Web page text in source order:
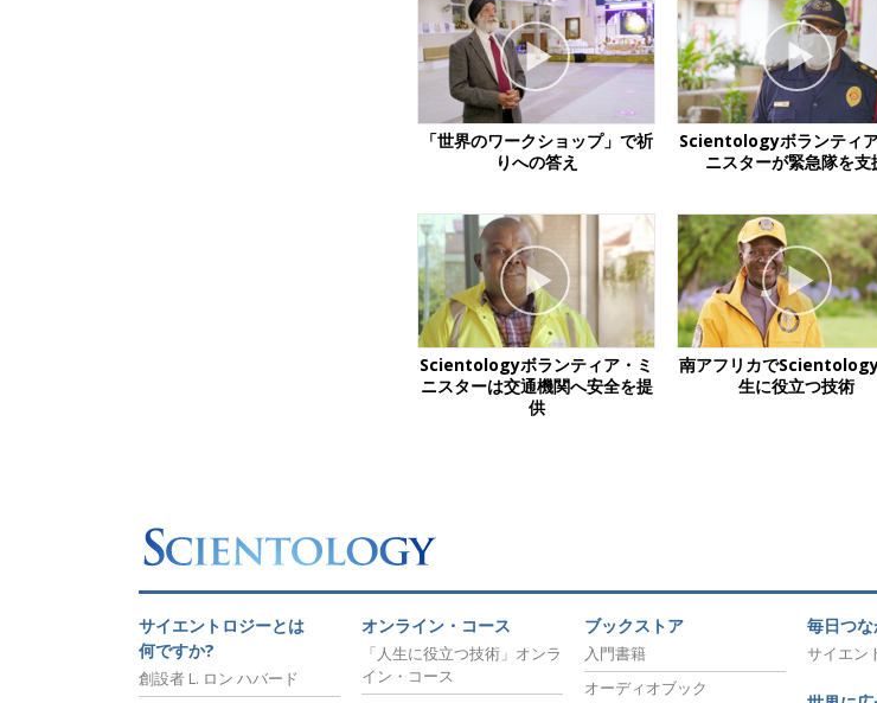
「世界のワークショップ」で祈
りへの答え
Scientologyボランティ
ニスターが緊急隊を支
Scientologyボランティア・ミ
ニスターは交通機関へ安全を提
供
南アフリカで
生に役立つ技術
サイエントロジーとは
何ですか?
創設者 L. ロン ハバード
オンライン・コース
「人生に役立つ技術」オンラ
イン・コース
ブックストア
入門書籍
オーディオブック
毎日つな
サイエン